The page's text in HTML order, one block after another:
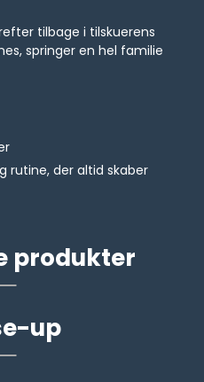
tilbage i tilskuerens
springer en hel familie
rutine, der altid skaber
produkter
up